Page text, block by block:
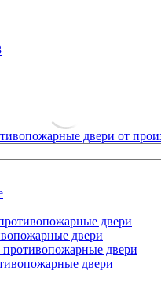
двери от
двери
двери
двери
двери